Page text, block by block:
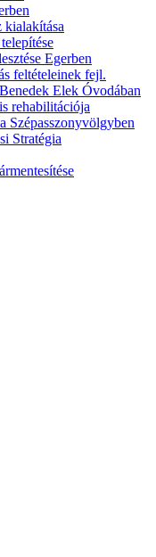
kialakítása
Egerben
feltételeinek fejl.
Elek Óvodában
rehabilitációja
Szépasszonyvölgyben
Stratégia